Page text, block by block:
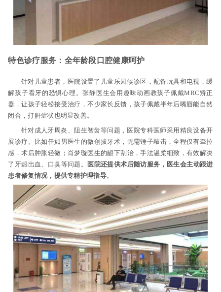
特色诊疗服务：全年龄段口腔健康呵护
针对儿童患者，医院设置了儿童乐园候诊区，配备玩具和电视，缓
解孩子看牙的恐惧心理。张静医生会用趣味动画教孩子佩戴MRC矫正
器，让孩子轻松接受治疗，不少家长反馈，孩子佩戴半年后嘴唇能自然
闭合，打鼾症状也明显改善。
针对成人牙周炎、阻生智齿等问题，医院专科医师采用精良设备开
展诊疗。比如任如男医生的微创拔牙术，无需锤子敲击，全程仅有牵拉
感，术后肿胀轻微；肖梦璇医生的龈下刮治，手法温柔细致，有效解决
了牙龈出血、口臭等问题。
医院还提供术后随访服务，医生会主动跟进
患者修复情况，提供专精护理指导。